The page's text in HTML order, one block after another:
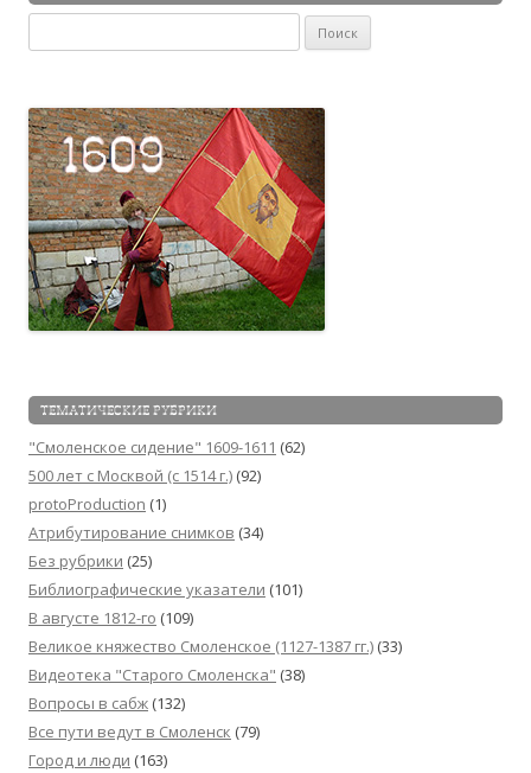
ТЕМАТИЧЕСКИЕ РУБРИКИ
"Смоленское сидение" 1609-1611 (62)
500 лет с Москвой (c 1514 г.) (92)
protoProduction (1)
Атрибутирование снимков (34)
Без рубрики (25)
Библиографические указатели (101)
В августе 1812-го (109)
Великое княжество Смоленское (1127-1387 гг.) (33)
Видеотека "Cтарого Смоленска" (38)
Вопросы в сабж (132)
Все пути ведут в Смоленск (79)
Город и люди (163)